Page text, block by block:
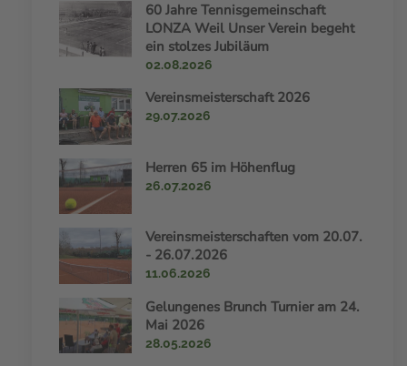
60 Jahre Tennisgemeinschaft
LONZA Weil Unser Verein begeht
ein stolzes Jubiläum
02.08.2026
Vereinsmeisterschaft 2026
29.07.2026
Herren 65 im Höhenflug
26.07.2026
Vereinsmeisterschaften vom 20.07.
- 26.07.2026
11.06.2026
Gelungenes Brunch Turnier am 24.
Mai 2026
28.05.2026